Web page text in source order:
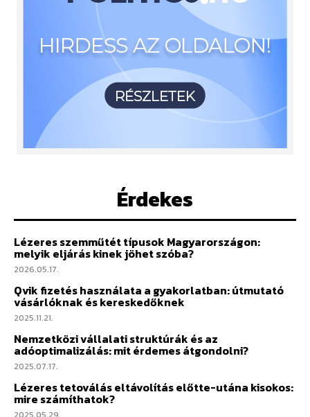
Érdekes
Lézeres szemműtét típusok Magyarországon:
melyik eljárás kinek jöhet szóba?
2026.05.17.
Qvik fizetés használata a gyakorlatban: útmutató
vásárlóknak és kereskedőknek
2025.11.21.
Nemzetközi vállalati struktúrák és az
adóoptimalizálás: mit érdemes átgondolni?
2025.07.17.
Lézeres tetoválás eltávolítás előtte-utána kisokos:
mire számíthatok?